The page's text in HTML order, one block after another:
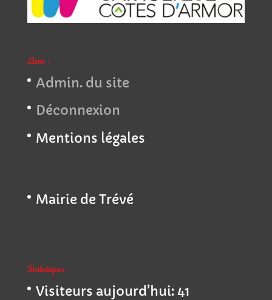
Liens :
Admin. du site
Déconnexion
Mentions légales
Mairie de Trévé
Statistiques :
Visiteurs aujourd’hui: 41